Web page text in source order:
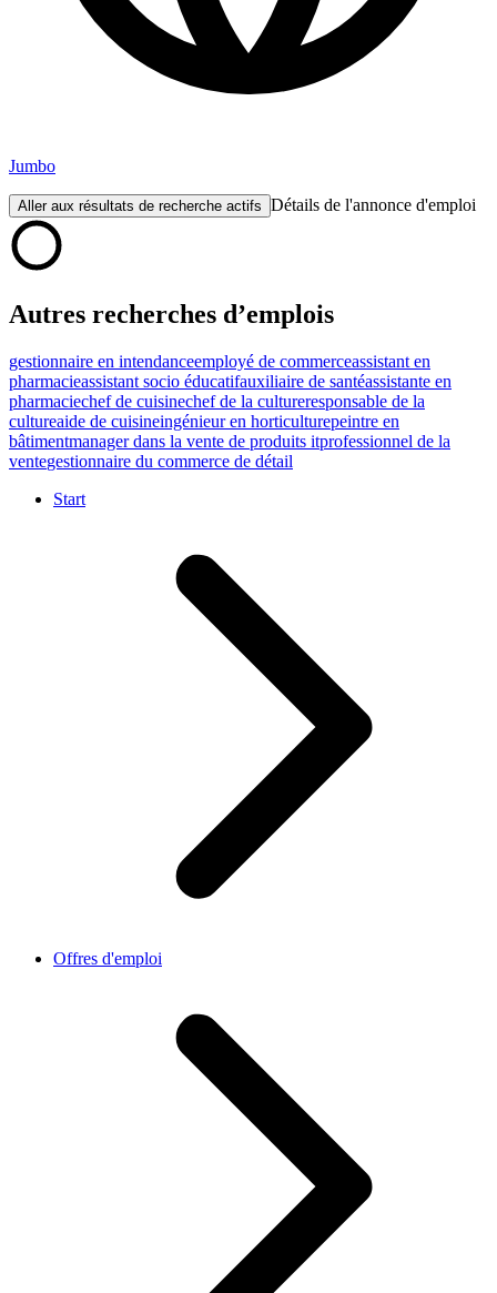
Jumbo
Aller aux résultats de recherche actifs Détails de l'annonce d'emploi
Autres recherches d’emplois
gestionnaire en intendanceemployé de commerceassistant en
pharmacieassistant socio éducatifauxiliaire de santéassistante en
pharmaciechef de cuisinechef de la cultureresponsable de la
cultureaide de cuisineingénieur en horticulturepeintre en
bâtimentmanager dans la vente de produits itprofessionnel de la
ventegestionnaire du commerce de détail
Start
Offres d'emploi